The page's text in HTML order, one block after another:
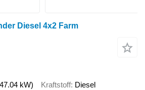
Diesel 4x2 Farm
kW) Kraftstoff Diesel